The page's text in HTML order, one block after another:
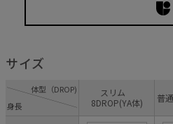
サイズ
身長
体型（DROP)
スリム
8DROP(YA体)
普